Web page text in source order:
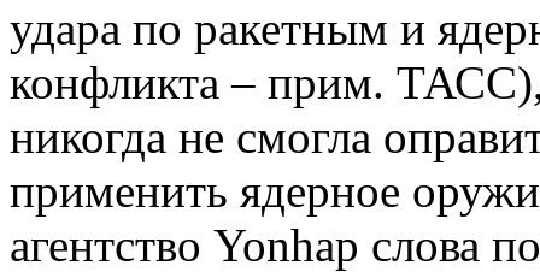
удара по ракетным и
конфликта – прим.
никогда не смогла
применить ядерное
агентство Yonhap слова